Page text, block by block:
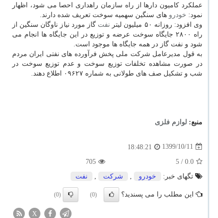
عملکرد کامیون دارها از راه سازمان راهداری احصا می شود، اظهار
نمود: خودرو های سنگین سهمیه سوخت تعریف شده دارند.
وی افزود: روزانه ۵۰ میلیون لیتر
نفت گاز مورد نیاز ناوگان سنگین از
راه ۲۸۰۰ جایگاه سوخت عرضه و توزیع در این جایگاه ها انجام می
شود و نفت گاز در همه جایگاه ها موجود است.
به قول مدیرعامل شرکت ملی پخش فرآورده های نفتی ایران مردم
در صورت مشاهده تخلفات توزیع سوخت و عدم توزیع سوخت در
شب و تشکیل صف های طولانی به شماره ۰۹۶۲۷ اطلاع دهند.
منبع: لوازم فلزی
1399/10/11
18:48:21
0.0
/ 5
705
تگهای خبر:
خودرو , شركت , نفت
این مطلب را می پسندید؟ (0)
(0)
X